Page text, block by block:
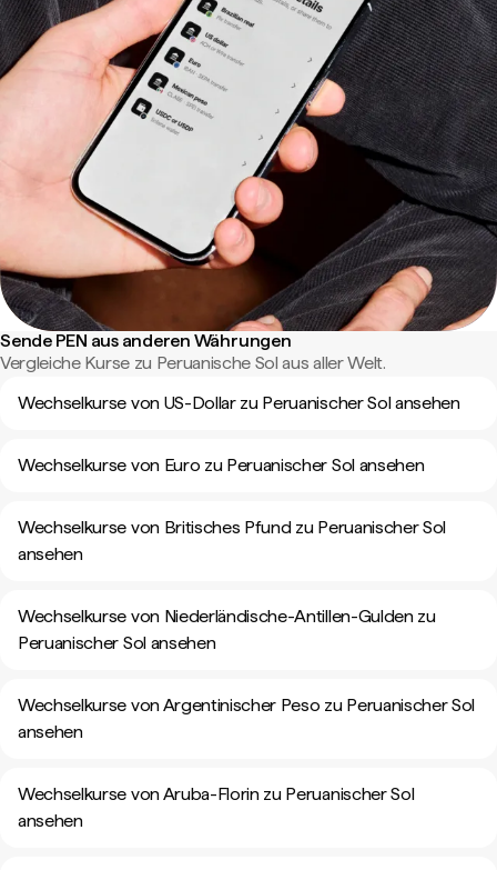
Sende PEN aus anderen Währungen
Vergleiche Kurse zu Peruanische Sol aus aller Welt.
Wechselkurse von US-Dollar zu Peruanischer Sol ansehen
Wechselkurse von Euro zu Peruanischer Sol ansehen
Wechselkurse von Britisches Pfund zu Peruanischer Sol
ansehen
Wechselkurse von Niederländische-Antillen-Gulden zu
Peruanischer Sol ansehen
Wechselkurse von Argentinischer Peso zu Peruanischer Sol
ansehen
Wechselkurse von Aruba-Florin zu Peruanischer Sol
ansehen